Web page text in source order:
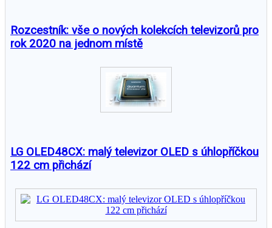
Rozcestník: vše o nových kolekcích televizorů pro
rok 2020 na jednom místě
LG OLED48CX: malý televizor OLED s úhlopříčkou
122 cm přichází